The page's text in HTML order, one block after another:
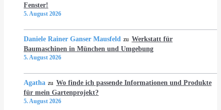
Fenster!
5. August 2026
Daniele Rainer Ganser Mausfeld zu Werkstatt für
Baumaschinen in München und Umgebung
5. August 2026
Agatha zu Wo finde ich passende Informationen und Produkte
für mein Gartenprojekt?
5. August 2026